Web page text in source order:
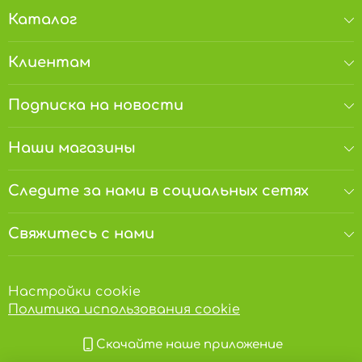
Каталог
Клиентам
Подписка на новости
Наши магазины
Следите за нами в социальных сетях
Свяжитесь с нами
Настройки cookie
Политика использования cookie
Скачайте наше приложение